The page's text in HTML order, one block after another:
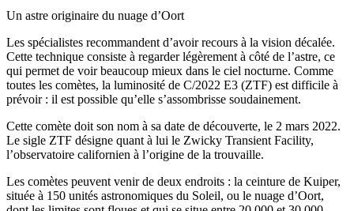
Un astre originaire du nuage d’Oort
Les spécialistes recommandent d’avoir recours à la vision décalée.
Cette technique consiste à regarder légèrement à côté de l’astre, ce
qui permet de voir beaucoup mieux dans le ciel nocturne. Comme
toutes les comètes, la luminosité de C/2022 E3 (ZTF) est difficile à
prévoir : il est possible qu’elle s’assombrisse soudainement.
Cette comète doit son nom à sa date de découverte, le 2 mars 2022.
Le sigle ZTF désigne quant à lui le Zwicky Transient Facility,
l’observatoire californien à l’origine de la trouvaille.
Les comètes peuvent venir de deux endroits : la ceinture de Kuiper,
située à 150 unités astronomiques du Soleil, ou le nuage d’Oort,